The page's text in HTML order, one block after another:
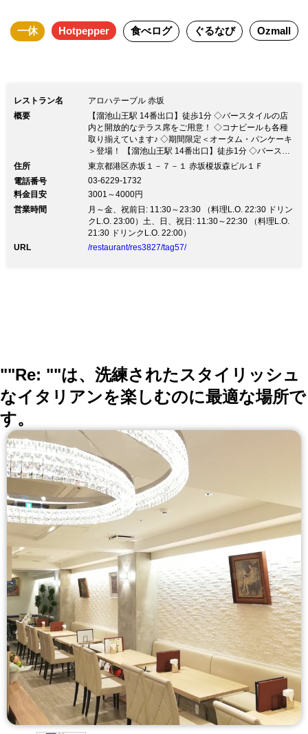
一休 Hotpepper 食べログ ぐるなび Ozmall
レストラン名
アロハテーブル 赤坂
概要
【溜池山王駅 14番出口】徒歩1分 ◇バースタイルの店
内と開放的なテラス席をご用意！ ◇コナビールも各種
取り揃えています♪ ◇期間限定＜オータム・パンケーキ
＞登場！ 【溜池山王駅 14番出口】徒歩1分 ◇バースタ
イルの店内と開放的なテラス席をご用意！ ◇コナビー
ンケーキ＞登場！私たちはお客様、仲間への安心安全に
全力で取り組みます。 詳しくはこちら
alohatable.com/promise.pdf 営業時間に関しては当面の
間、 平日 11:30～15:00・17:00～23:30 土日祝 11:00～
22:00 ■紫芋/りんご/栗など旬の素材が味わえる期間限定
のリッチメニュー♪ ＜オータム・パンケーキフェア＞～
住所
東京都港区赤坂１－７－１ 赤坂榎坂森ビル１Ｆ
電話番号
03-6229-1732
料金目安
3001～4000円
営業時間
月～金、祝前日: 11:30～23:30 （料理L.O. 22:30 ドリン
クL.O. 23:00）土、日、祝日: 11:30～22:30 （料理L.O.
21:30 ドリンクL.O. 22:00）
URL
/restaurant/res3827/tag57/
""Re: ""は、洗練されたスタイリッシュ
なイタリアンを楽しむのに最適な場所で
す。